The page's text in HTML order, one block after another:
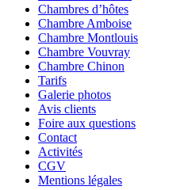
Chambres d’hôtes
Chambre Amboise
Chambre Montlouis
Chambre Vouvray
Chambre Chinon
Tarifs
Galerie photos
Avis clients
Foire aux questions
Contact
Activités
CGV
Mentions légales